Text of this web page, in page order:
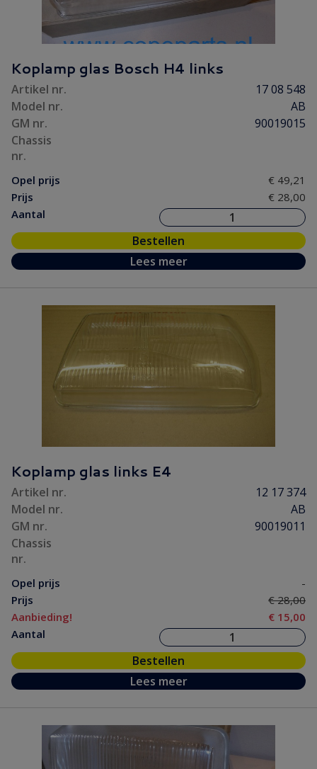
Koplamp glas Bosch H4 links
Artikel nr.
17 08 548
Model nr.
AB
GM nr.
90019015
Chassis
nr.
Opel prijs
€ 49,21
Prijs
€ 28,00
Aantal
Bestellen
Lees meer
Koplamp glas links E4
Artikel nr.
12 17 374
Model nr.
AB
GM nr.
90019011
Chassis
nr.
Opel prijs
-
Prijs
€ 28,00
Aanbieding!
€ 15,00
Aantal
Bestellen
Lees meer